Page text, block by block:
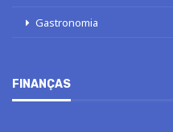
Gastronomia
FINANÇAS